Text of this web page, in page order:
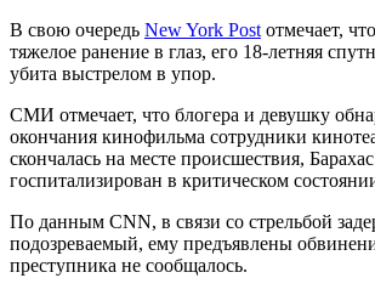
В свою очередь New York Post отмечает,
тяжелое ранение в глаз, его 18-летняя
убита выстрелом в упор.
СМИ отмечает, что блогера и девушку
окончания кинофильма сотрудники
скончалась на месте происшествия,
госпитализирован в критическом
По данным CNN, в связи со стрельбой
подозреваемый, ему предъявлены
преступника не сообщалось.